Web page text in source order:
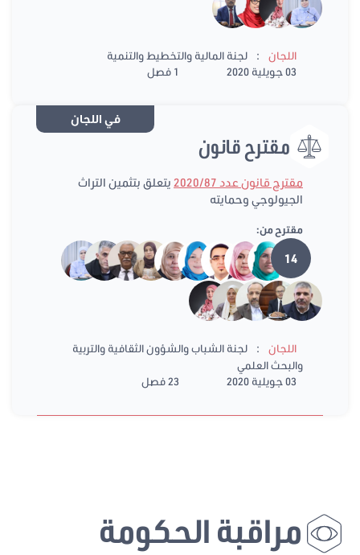
اللجان :
لجنة المالية والتخطيط والتنمية
03 جويلية 2020
1 فصل
في اللجان
مقترح قانون
مقترح قانون عدد 2020/87
يتعلق بتثمين التراث
الجيولوجي وحمايته
مقترح من:
14
اللجان :
لجنة الشباب والشؤون الثقافية والتربية
والبحث العلمي
03 جويلية 2020
23 فصل
مراقبة الحكومة